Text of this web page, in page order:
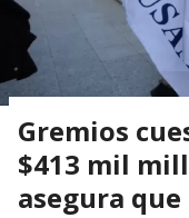
Gremios
$413 mil
asegura